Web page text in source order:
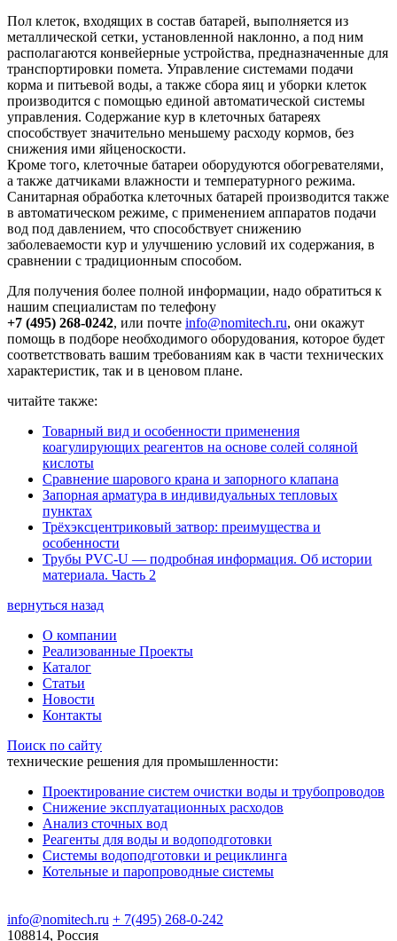
Пол клеток, входящих в состав батарей, выполняется из
металлической сетки, установленной наклонно, а под ним
располагаются конвейерные устройства, предназначенные для
транспортировки помета. Управление системами подачи
корма и питьевой воды, а также сбора яиц и уборки клеток
производится с помощью единой автоматической системы
управления. Содержание кур в клеточных батареях
способствует значительно меньшему расходу кормов, без
снижения ими яйценоскости.
Кроме того, клеточные батареи оборудуются обогревателями,
а также датчиками влажности и температурного режима.
Санитарная обработка клеточных батарей производится также
в автоматическом режиме, с применением аппаратов подачи
вод под давлением, что способствует снижению
заболеваемости кур и улучшению условий их содержания, в
сравнении с традиционным способом.
Для получения более полной информации, надо обратиться к
нашим специалистам по телефону
+7 (495) 268-0242, или почте info@nomitech.ru, они окажут
помощь в подборе необходимого оборудования, которое будет
соответствовать вашим требованиям как в части технических
характеристик, так и в ценовом плане.
читайте также:
Товарный вид и особенности применения
коагулирующих реагентов на основе солей соляной
кислоты
Сравнение шарового крана и запорного клапана
Запорная арматура в индивидуальных тепловых
пунктах
Трёхэксцентриковый затвор: преимущества и
особенности
Трубы PVC-U — подробная информация. Об истории
материала. Часть 2
вернуться назад
О компании
Реализованные Проекты
Каталог
Статьи
Новости
Контакты
Поиск по сайту
технические решения для промышленности:
Проектирование систем очистки воды и трубопроводов
Снижение эксплуатационных расходов
Анализ сточных вод
Реагенты для воды и водоподготовки
Системы водоподготовки и рециклинга
Котельные и паропроводные системы
info@nomitech.ru + 7(495) 268-0-242
108814, Россия